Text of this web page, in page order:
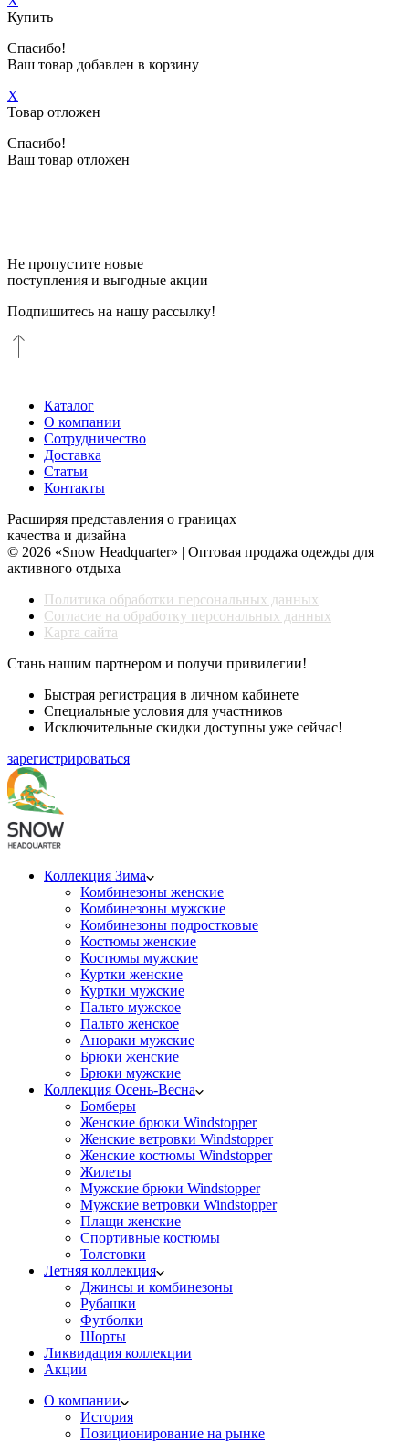
Купить
Спасибо!
Ваш товар добавлен в корзину
X
Товар отложен
Спасибо!
Ваш товар отложен
Не пропустите новые
поступления и выгодные акции
Подпишитесь на нашу рассылку!
Каталог
О компании
Сотрудничество
Доставка
Статьи
Контакты
Расширяя представления о границах
качества и дизайна
© 2026 «Snow Headquarter» | Оптовая продажа одежды для
активного отдыха
Политика обработки персональных данных
Согласие на обработку персональных данных
Карта сайта
Стань нашим партнером и получи привилегии!
Быстрая регистрация в личном кабинете
Специальные условия для участников
Исключительные скидки доступны уже сейчас!
зарегистрироваться
Коллекция Зима
Комбинезоны женские
Комбинезоны мужские
Комбинезоны подростковые
Костюмы женские
Костюмы мужские
Куртки женские
Куртки мужские
Пальто мужское
Пальто женское
Анораки мужские
Брюки женские
Брюки мужские
Коллекция Осень-Весна
Бомберы
Женские брюки Windstopper
Женские ветровки Windstopper
Женские костюмы Windstopper
Жилеты
Мужские брюки Windstopper
Мужские ветровки Windstopper
Плащи женские
Спортивные костюмы
Толстовки
Летняя коллекция
Джинсы и комбинезоны
Рубашки
Футболки
Шорты
Ликвидация коллекции
Акции
О компании
История
Позиционирование на рынке